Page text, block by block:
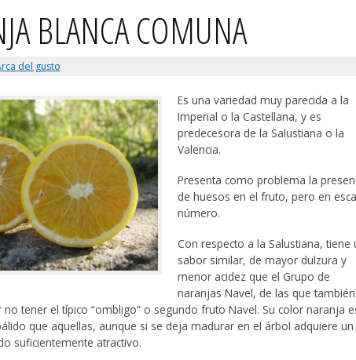
BLANCA COMUNA
del gusto
Es una variedad muy parecida a la
Imperial o la Castellana, y es
predecesora de la Salustiana o la
Valencia.
Presenta como problema la
de huesos en el fruto, pero en
número.
Con respecto a la Salustiana, tiene
sabor similar, de mayor dulzura y
menor acidez que el Grupo de
naranjas Navel, de las que
no tener el típico “ombligo” o segundo fruto Navel. Su color naranja
que aquellas, aunque si se deja madurar en el árbol adquiere un
suficientemente atractivo.